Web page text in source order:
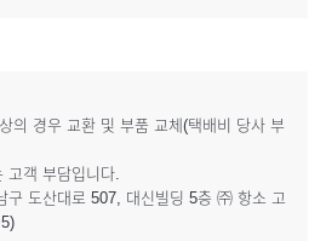
의 경우 교환 및 부품 교체(택배비 당사 부
객 부담입니다.
구 도산대로 507, 대신빌딩 5층 ㈜ 항소 고